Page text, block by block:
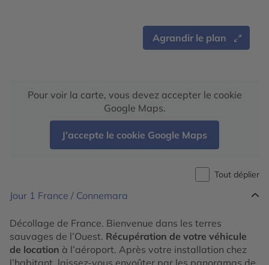
Agrandir le plan
Pour voir la carte, vous devez accepter le cookie
Google Maps.
J'accepte le cookie Google Maps
Tout déplier
Jour 1 France / Connemara
Décollage de France. Bienvenue dans les terres
sauvages de l’Ouest. Récupération de votre véhicule
de location à l’aéroport. Après votre installation chez
l’habitant, laissez-vous envoûter par les panoramas de